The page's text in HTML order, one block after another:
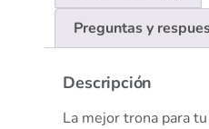
Preguntas y
Descripción
La mejor trona para